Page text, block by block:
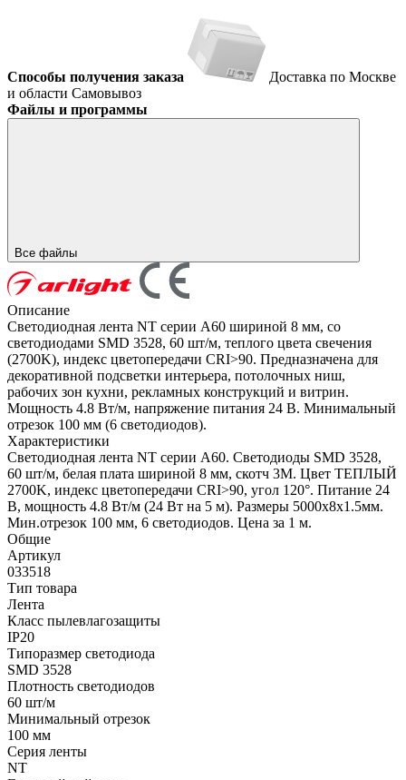
Способы получения заказа
Доставка по Москве
и области Самовывоз
Файлы и программы
Все файлы
Описание
Светодиодная лента NT серии A60 шириной 8 мм, со
светодиодами SMD 3528, 60 шт/м, теплого цвета свечения
(2700K), индекс цветопередачи CRI>90. Предназначена для
декоративной подсветки интерьера, потолочных ниш,
рабочих зон кухни, рекламных конструкций и витрин.
Мощность 4.8 Вт/м, напряжение питания 24 В. Минимальный
отрезок 100 мм (6 светодиодов).
Характеристики
Светодиодная лента NT серии A60. Светодиоды SMD 3528,
60 шт/м, белая плата шириной 8 мм, скотч 3M. Цвет ТЕПЛЫЙ
2700K, индекс цветопередачи CRI>90, угол 120°. Питание 24
В, мощность 4.8 Вт/м (24 Вт на 5 м). Размеры 5000х8x1.5мм.
Мин.отрезок 100 мм, 6 светодиодов. Цена за 1 м.
Общие
Артикул
033518
Тип товара
Лента
Класс пылевлагозащиты
IP20
Типоразмер светодиода
SMD 3528
Плотность светодиодов
60 шт/м
Минимальный отрезок
100 мм
Серия ленты
NT